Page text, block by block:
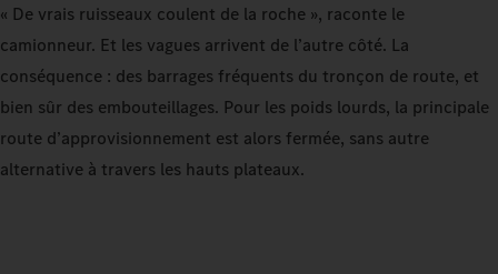
« De vrais ruisseaux coulent de la roche », raconte le
camionneur. Et les vagues arrivent de l’autre côté. La
conséquence : des barrages fréquents du tronçon de route, et
bien sûr des embouteillages. Pour les poids lourds, la principale
route d’approvisionnement est alors fermée, sans autre
alternative à travers les hauts plateaux.